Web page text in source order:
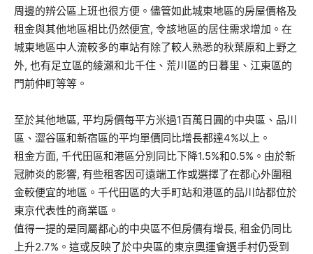
周邊的辨公區上班也很方便。儘管如此城東地區的房屋價格及
租金與其他地區相比仍然便宜, 令該地區的居住需求增加。在
城東地區中人流較多的車站有除了較人熟悉的秋葉原和上野之
外, 也有足立區的綾瀨和北千住、荒川區的日暮里、江東區的
門前仲町等等。
至於其他地區, 平均房價每平方米過1百萬日圓的中央區、品川
區、澀谷區和新宿區的平均單價同比增長都達4%以上。
租金方面, 千代田區和港區分別同比下降1.5%和0.5%。由於新
冠肺炎的影響, 有些租客因可遠端工作或選擇了在都心外圍租
金較便宜的地區。千代田區的大手町站和港區的品川站都位於
東京代表性的商業區。
值得一提的是同屬都心的中央區不但房價有增長, 租金仍同比
上升2.7%。這或反映了於中央區的東京奧運會選手村仍受到